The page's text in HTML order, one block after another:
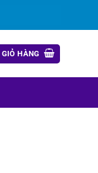
GIỎ HÀNG